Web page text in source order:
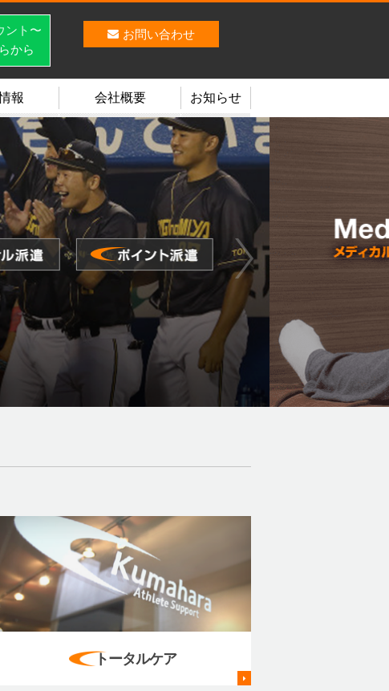
ント〜
から
お問い合わせ
報 会社概要 お知らせ
トータルケア